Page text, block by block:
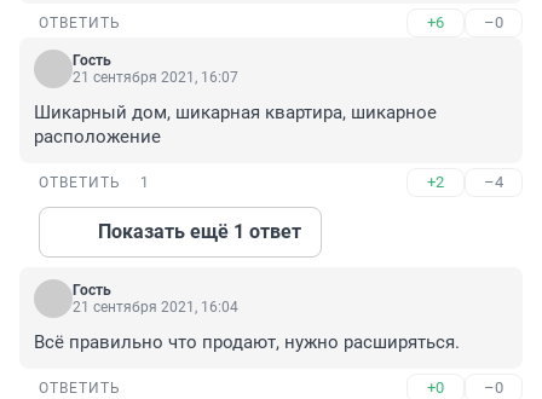
ОТВЕТИТЬ +6 –0
Гость
21 сентября 2021, 16:07
Шикарный дом, шикарная квартира, шикарное
расположение
ОТВЕТИТЬ 1 +2 –4
Показать ещё 1 ответ
Гость
21 сентября 2021, 16:04
Всё правильно что продают, нужно расширяться.
ОТВЕТИТЬ +0 –0